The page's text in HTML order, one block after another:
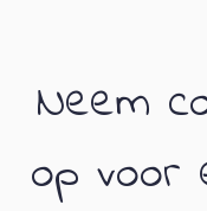
Neem
op